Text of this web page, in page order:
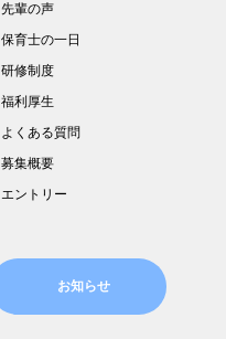
先輩の声
保育士の一日
研修制度
福利厚生
よくある質問
募集概要
エントリー
お知らせ